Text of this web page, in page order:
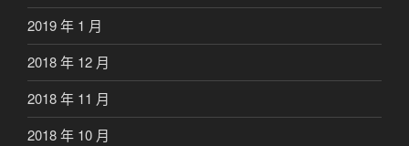
2019 年 1 月
2018 年 12 月
2018 年 11 月
2018 年 10 月